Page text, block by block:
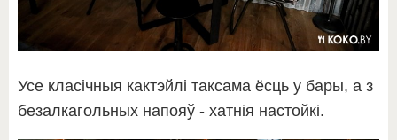
Усе класічныя кактэйлі таксама ёсць у бары, а з
безалкагольных напояў - хатнія настойкі.